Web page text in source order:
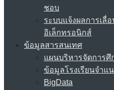
ชอบ
ระบบแจ้งผลการเลื่
อิเล็กทรอนิกส์
ข้อมูลสารสนเทศ
แผนบริหารจัดการ
ข้อมูลโรงเรียนจำแ
BigData